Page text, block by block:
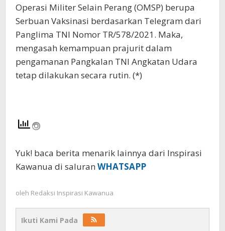
Operasi Militer Selain Perang (OMSP) berupa
Serbuan Vaksinasi berdasarkan Telegram dari
Panglima TNI Nomor TR/578/2021. Maka,
mengasah kemampuan prajurit dalam
pengamanan Pangkalan TNI Angkatan Udara
tetap dilakukan secara rutin. (*)
Yuk! baca berita menarik lainnya dari Inspirasi
Kawanua di saluran WHATSAPP
oleh Redaksi Inspirasi Kawanua
Ikuti Kami Pada